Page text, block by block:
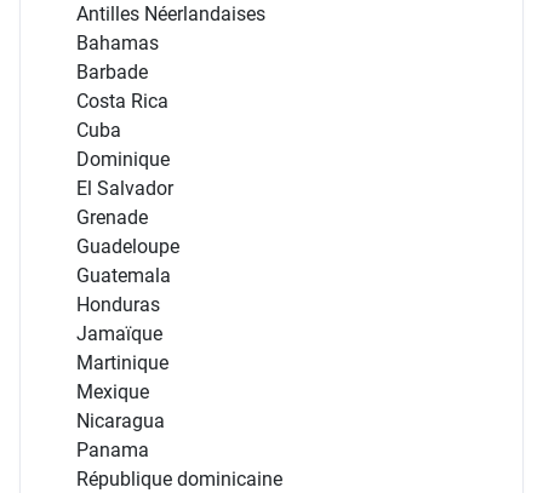
Antilles Néerlandaises
Bahamas
Barbade
Costa Rica
Cuba
Dominique
El Salvador
Grenade
Guadeloupe
Guatemala
Honduras
Jamaïque
Martinique
Mexique
Nicaragua
Panama
République dominicaine